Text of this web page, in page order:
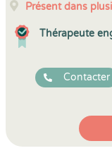
Présent dans
Thérapeute
Contacter